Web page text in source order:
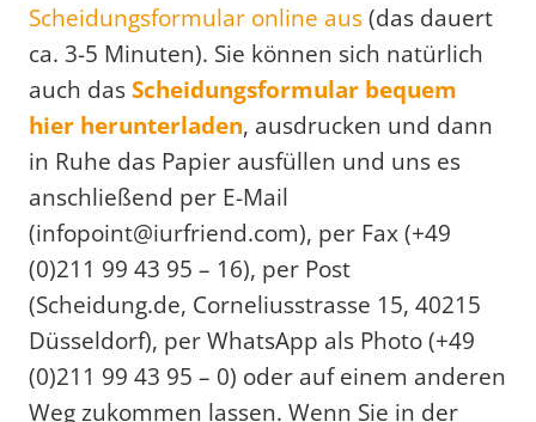
Scheidungsformular online aus(das dauert
ca. 3-5 Minuten). Sie können sich natürlich
auch dasScheidungsformular bequem
hier herunterladen, ausdrucken und dann
in Ruhe das Papier ausfüllen und uns es
anschließend per E-Mail
(infopoint@iurfriend.com), per Fax (+49
(0)211 99 43 95 – 16), per Post
(Scheidung.de, Corneliusstrasse 15, 40215
Düsseldorf), per WhatsApp als Photo (+49
(0)211 99 43 95 – 0) oder auf einem anderen
Weg zukommen lassen. Wenn Sie in der